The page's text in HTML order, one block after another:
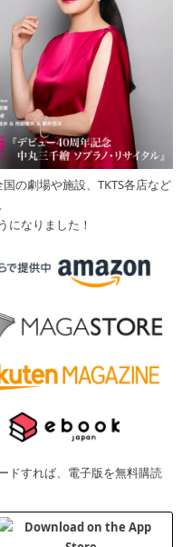
の劇場や施設、TKTS各店など
になりました！
ドすれば、電子版を無料購読